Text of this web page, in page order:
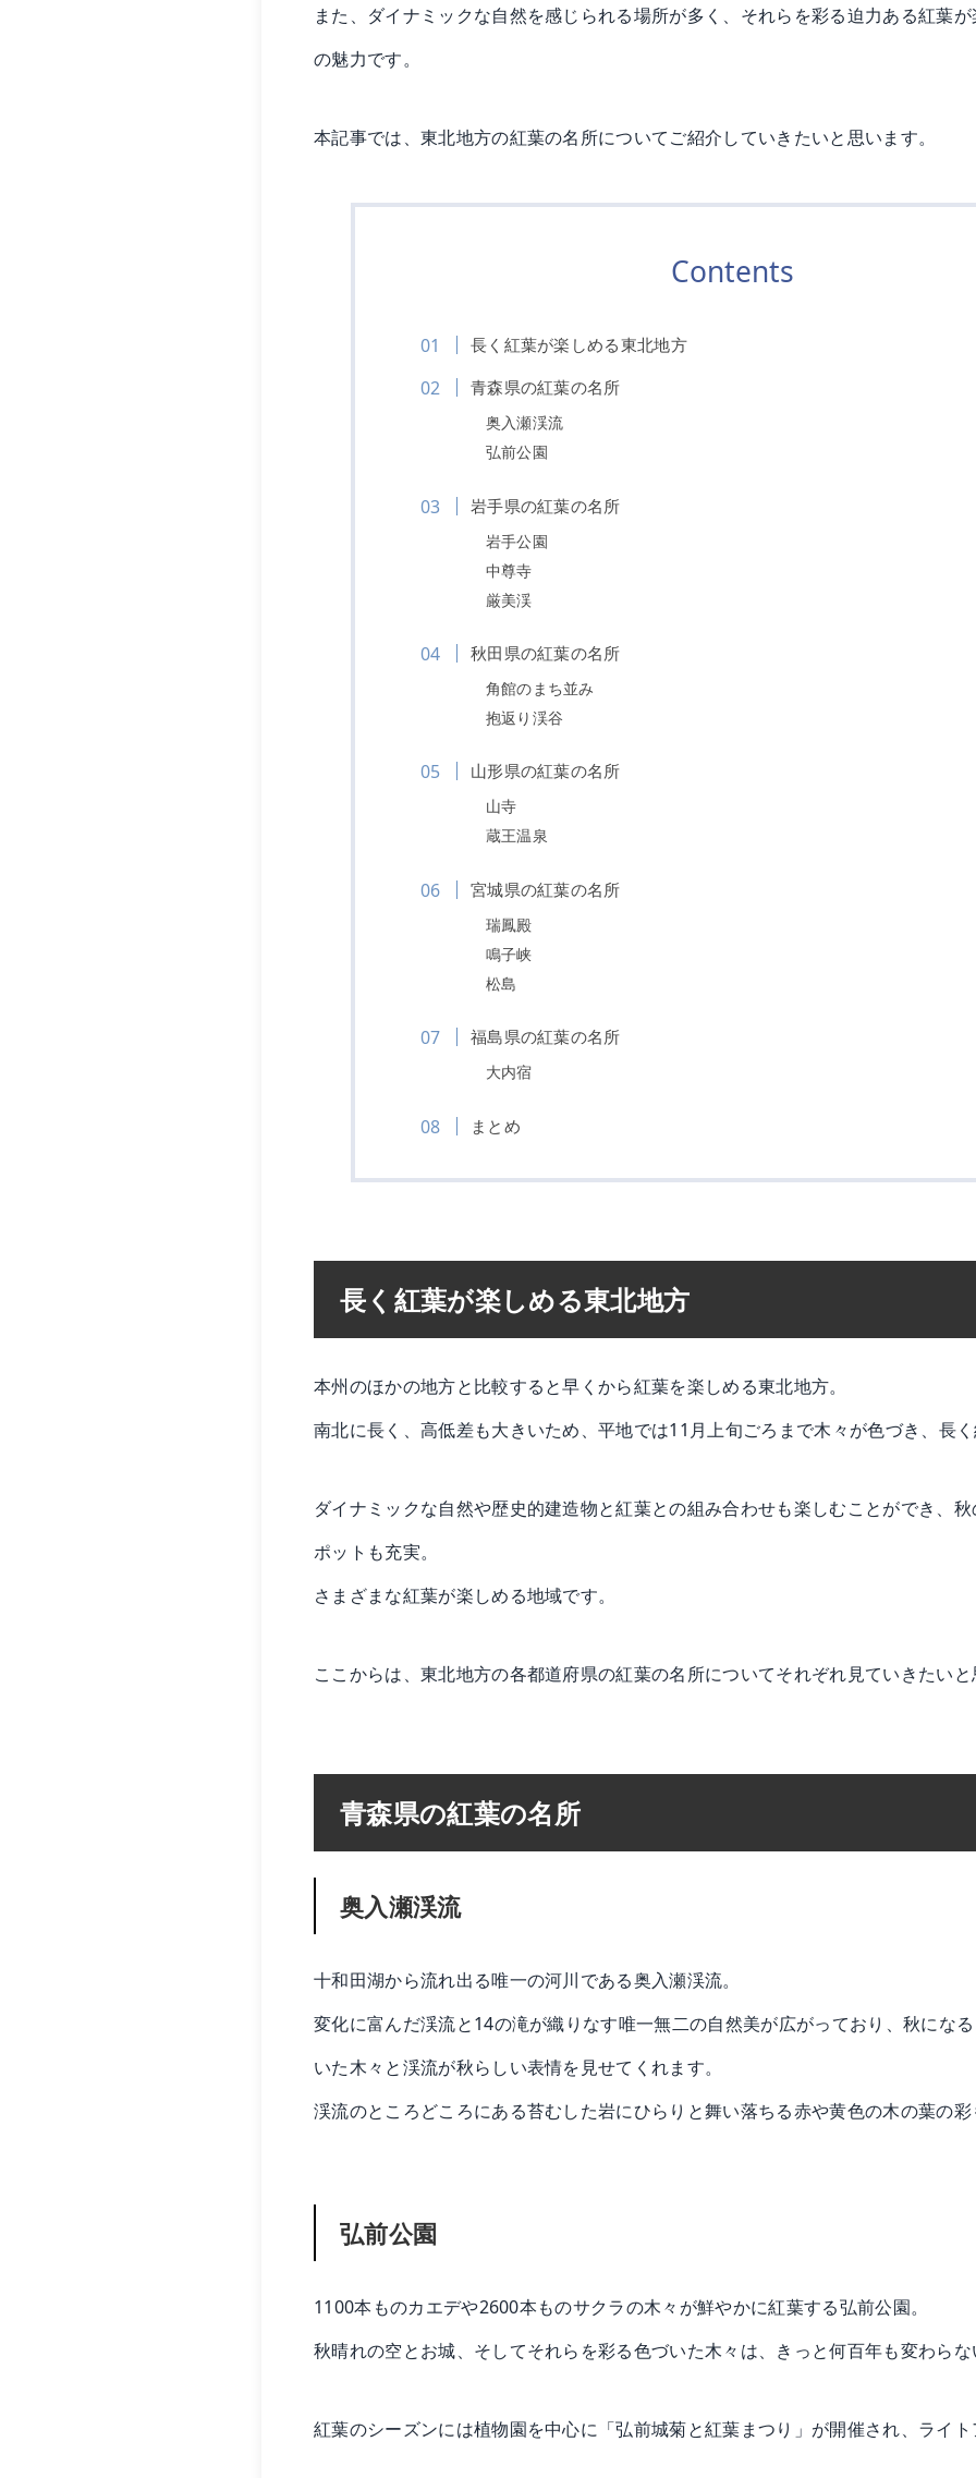
また、ダイナミックな自然を感じられる場所が多く、それらを彩る迫力ある紅葉
の魅力です。
本記事では、東北地方の紅葉の名所についてご紹介していきたいと思います。
Contents
長く紅葉が楽しめる東北地方
青森県の紅葉の名所
奥入瀬渓流
弘前公園
岩手県の紅葉の名所
岩手公園
中尊寺
厳美渓
秋田県の紅葉の名所
角館のまち並み
抱返り渓谷
山形県の紅葉の名所
山寺
蔵王温泉
宮城県の紅葉の名所
瑞鳳殿
鳴子峡
松島
福島県の紅葉の名所
大内宿
まとめ
長く紅葉が楽しめる東北地方
本州のほかの地方と比較すると早くから紅葉を楽しめる東北地方。
南北に長く、高低差も大きいため、平地では11月上旬ごろまで木々が色づき、長く
ダイナミックな自然や歴史的建造物と紅葉との組み合わせも楽しむことができ、
ポットも充実。
さまざまな紅葉が楽しめる地域です。
ここからは、東北地方の各都道府県の紅葉の名所についてそれぞれ見ていきたいと
青森県の紅葉の名所
奥入瀬渓流
十和田湖から流れ出る唯一の河川である奥入瀬渓流。
変化に富んだ渓流と14の滝が織りなす唯一無二の自然美が広がっており、秋にな
いた木々と渓流が秋らしい表情を見せてくれます。
渓流のところどころにある苔むした岩にひらりと舞い落ちる赤や黄色の木の葉の彩
弘前公園
1100本ものカエデや2600本ものサクラの木々が鮮やかに紅葉する弘前公園。
秋晴れの空とお城、そしてそれらを彩る色づいた木々は、きっと何百年も変わらな
紅葉のシーズンには植物園を中心に「弘前城菊と紅葉まつり」が開催され、ライト